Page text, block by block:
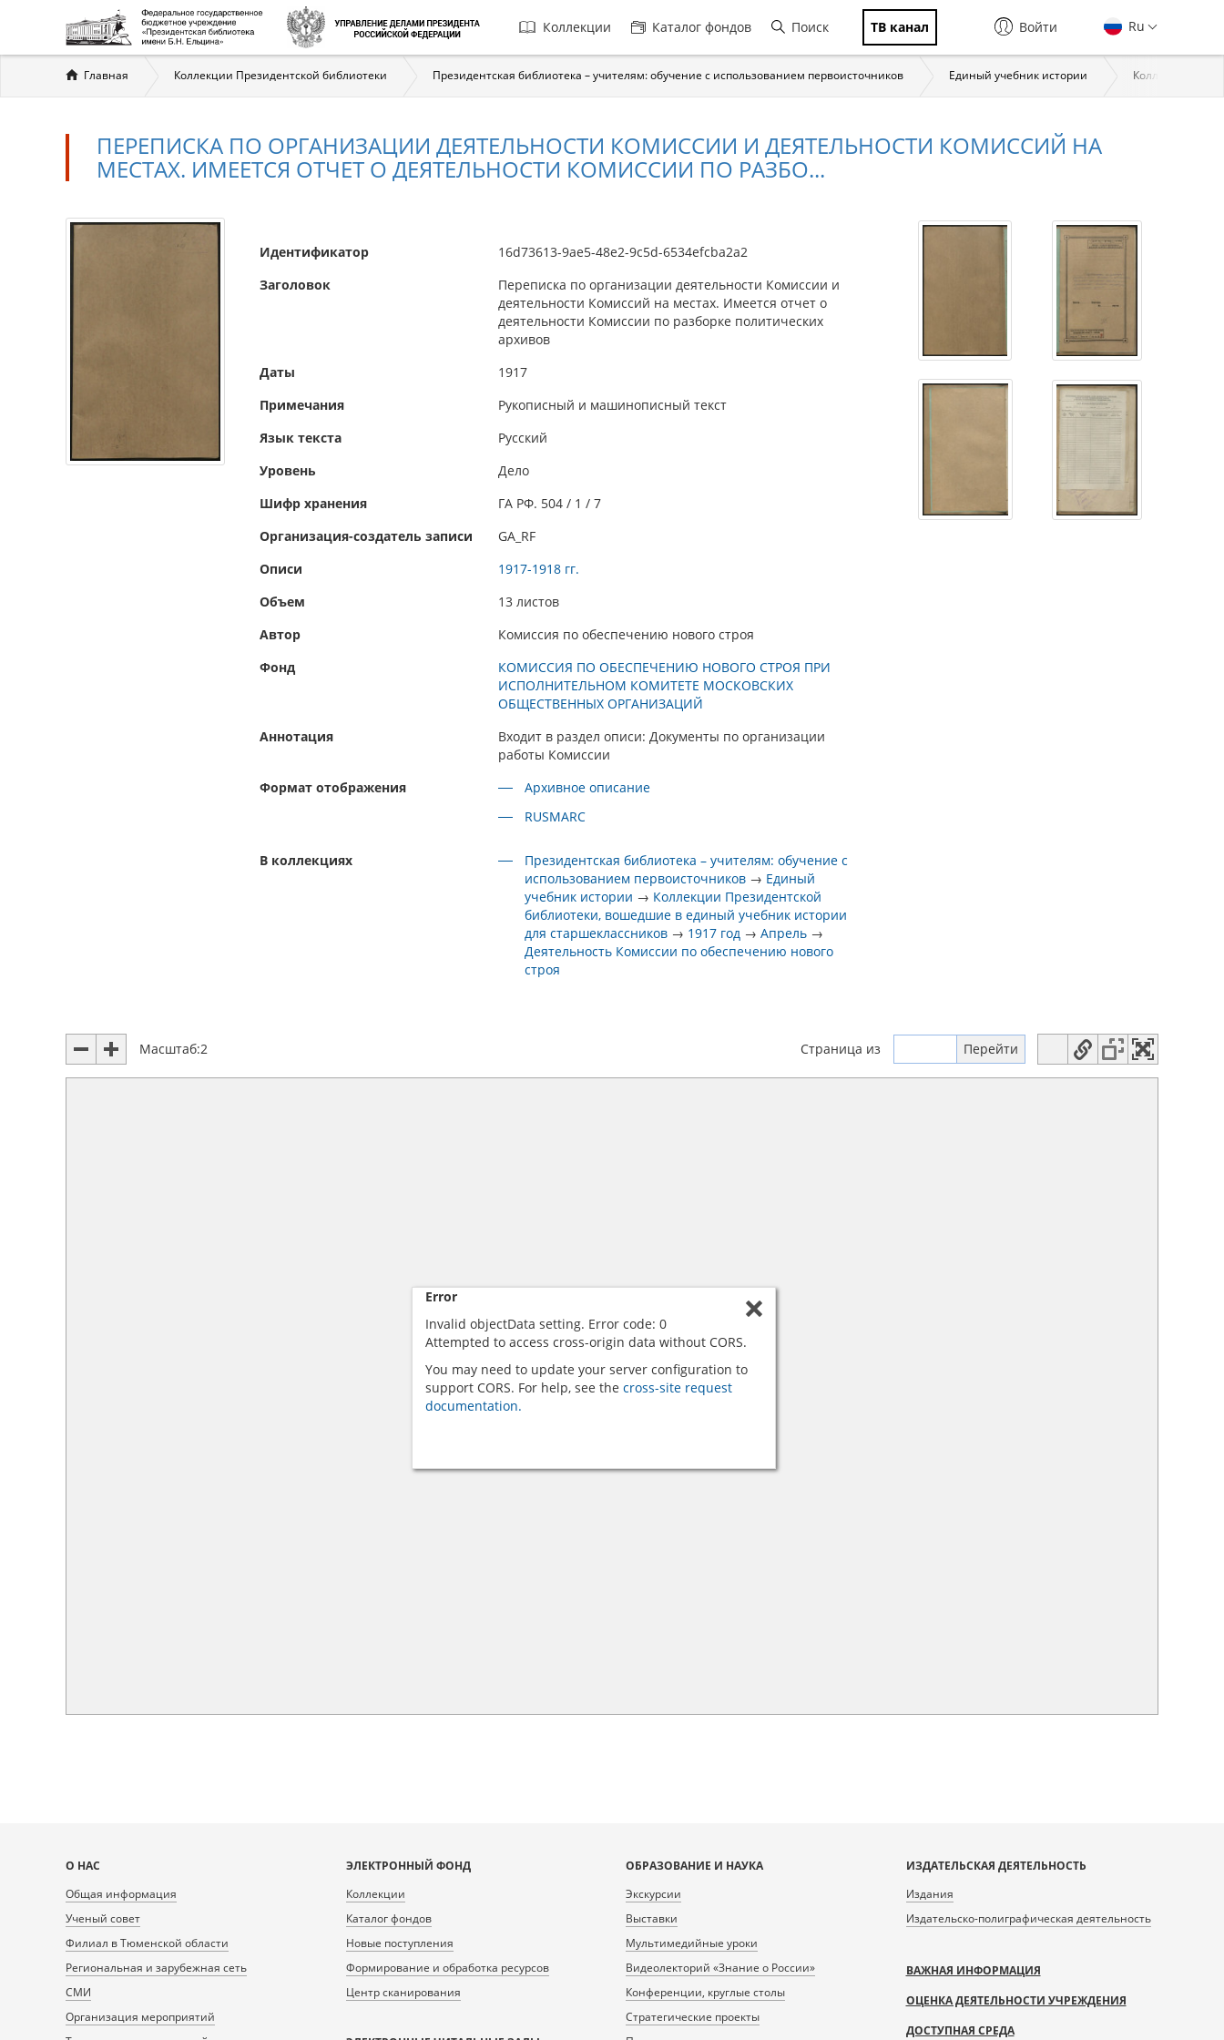
Главная
навигация
Коллекции Каталог фондов Поиск ТВ канал Ru
Войти
Вы
здесь
Главная Коллекции Президентской библиотеки Президентская библиотека – учителям: обучение с использованием первоисточников Единый учебник истории Коллекции
ПЕРЕПИСКА ПО ОРГАНИЗАЦИИ ДЕЯТЕЛЬНОСТИ КОМИССИИ И ДЕЯТЕЛЬНОСТИ КОМИССИЙ НА
МЕСТАХ. ИМЕЕТСЯ ОТЧЕТ О ДЕЯТЕЛЬНОСТИ КОМИССИИ ПО РАЗБО...
Идентификатор
16d73613-9ae5-48e2-9c5d-6534efcba2a2
Заголовок
Переписка по организации деятельности Комиссии и
деятельности Комиссий на местах. Имеется отчет о
деятельности Комиссии по разборке политических
архивов
Даты
1917
Примечания
Рукописный и машинописный текст
Язык текста
Русский
Уровень
Дело
Шифр хранения
ГА РФ. 504 / 1 / 7
Организация-создатель записи
GA_RF
Описи
1917-1918 гг.
Объем
13 листов
Автор
Комиссия по обеспечению нового строя
Фонд
КОМИССИЯ ПО ОБЕСПЕЧЕНИЮ НОВОГО СТРОЯ ПРИ
ИСПОЛНИТЕЛЬНОМ КОМИТЕТЕ МОСКОВСКИХ
ОБЩЕСТВЕННЫХ ОРГАНИЗАЦИЙ
Аннотация
Входит в раздел описи: Документы по организации
работы Комиссии
Формат отображения
Архивное описание
RUSMARC
В коллекциях
Президентская библиотека – учителям: обучение с
использованием первоисточников → Единый
учебник истории → Коллекции Президентской
библиотеки, вошедшие в единый учебник истории
для старшеклассников → 1917 год →Апрель →
Деятельность Комиссии по обеспечению нового
строя
Масштаб:2 Страница из
Error
Invalid objectData setting. Error code: 0
Attempted to access cross-origin data without CORS.
You may need to update your server configuration to
support CORS. For help, see the cross-site request
documentation.
Карта
сайта
О НАС
Общая информация
Ученый совет
Филиал в Тюменской области
Региональная и зарубежная сеть
СМИ
Организация мероприятий
ЭЛЕКТРОННЫЙ ФОНД
Коллекции
Каталог фондов
Новые поступления
Формирование и обработка ресурсов
Центр сканирования
ОБРАЗОВАНИЕ И НАУКА
Экскурсии
Выставки
Мультимедийные уроки
Видеолекторий «Знание о России»
Конференции, круглые столы
Стратегические проекты
ИЗДАТЕЛЬСКАЯ ДЕЯТЕЛЬНОСТЬ
Издания
Издательско-полиграфическая деятельность
ВАЖНАЯ ИНФОРМАЦИЯ
ОЦЕНКА ДЕЯТЕЛЬНОСТИ УЧРЕЖДЕНИЯ
ДОСТУПНАЯ СРЕДА